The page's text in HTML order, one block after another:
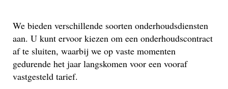
We bieden verschillende soorten onderhoudsdiensten
aan. U kunt ervoor kiezen om een onderhoudscontract
af te sluiten, waarbij we op vaste momenten
gedurende het jaar langskomen voor een vooraf
vastgesteld tarief.